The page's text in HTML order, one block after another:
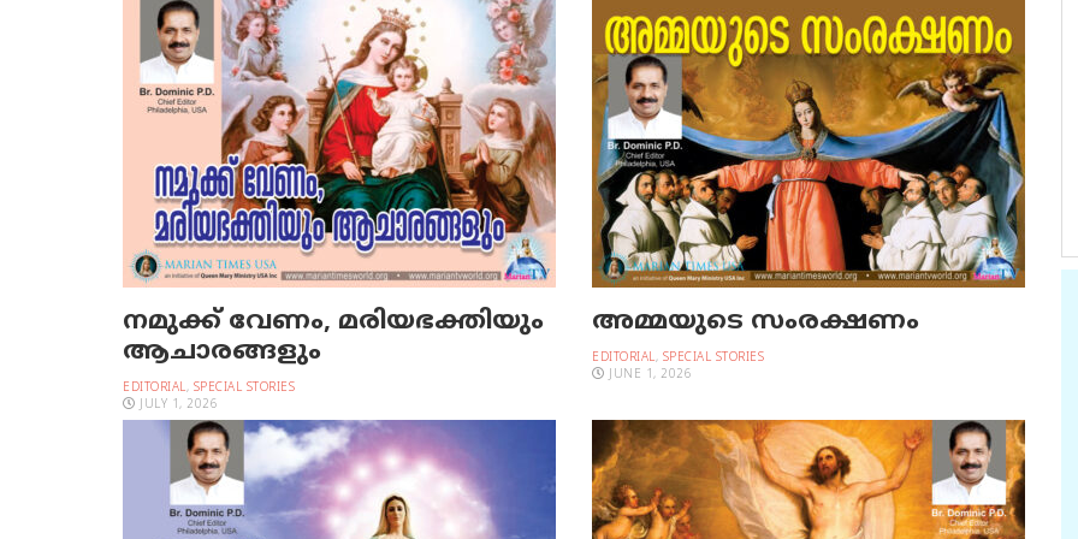
നമുക്ക് വേണം, മരിയഭക്തിയും
ആചാരങ്ങളും
EDITORIAL, SPECIAL STORIES
JULY 1, 2026
അമ്മയുടെ സംരക്ഷണം
EDITORIAL, SPECIAL STORIES
JUNE 1, 2026